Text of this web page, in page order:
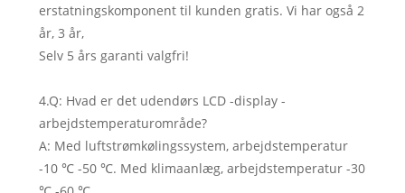
erstatningskomponent til kunden gratis. Vi har også 2
år, 3 år,
Selv 5 års garanti valgfri!
4.Q: Hvad er det udendørs LCD -display -
arbejdstemperaturområde?
A: Med luftstrømkølingssystem, arbejdstemperatur
-10 ℃ -50 ℃. Med klimaanlæg, arbejdstemperatur -30